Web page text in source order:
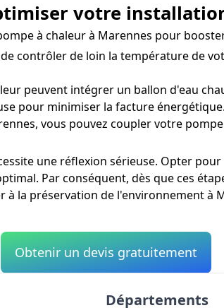
votre
à chaleur à Marennes pour
contrôler de loin la température de
peuvent intégrer un ballon d'eau
pour minimiser la facture énergétique.
vous pouvez coupler votre
une réflexion sérieuse. Opter
Par conséquent, dès que ces
la préservation de l'environnement à
Obtenir un devis gratuitement
Départements